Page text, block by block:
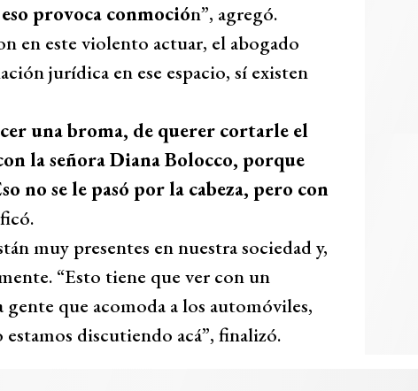
provoca conmoción”, agregó.
en este violento actuar, el abogado
jurídica en ese espacio, sí existen
una broma, de querer cortarle el
la señora Diana Bolocco, porque
no se le pasó por la cabeza, pero con
muy presentes en nuestra sociedad y,
“Esto tiene que ver con un
que acomoda a los automóviles,
discutiendo acá”, finalizó.